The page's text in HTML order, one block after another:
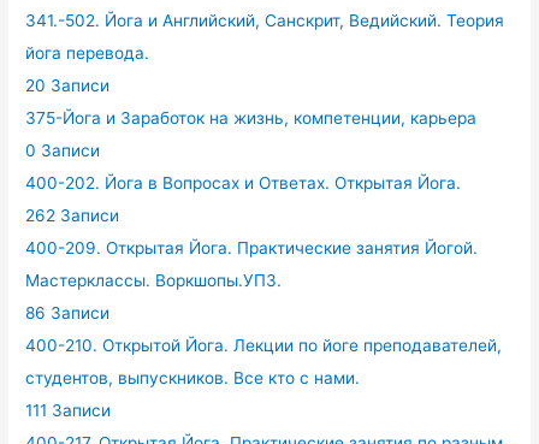
341.-502. Йога и Английский, Санскрит, Ведийский. Теория
йога перевода.
20 Записи
375-Йога и Заработок на жизнь, компетенции, карьера
0 Записи
400-202. Йога в Вопросах и Ответах. Открытая Йога.
262 Записи
400-209. Открытая Йога. Практические занятия Йогой.
Мастерклассы. Воркшопы.УПЗ.
86 Записи
400-210. Открытой Йога. Лекции по йоге преподавателей,
студентов, выпускников. Все кто с нами.
111 Записи